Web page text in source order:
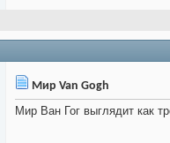
Мир Van Gogh
Мир Ван Гог выглядит как